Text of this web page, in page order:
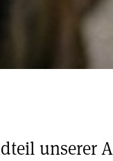
unserer